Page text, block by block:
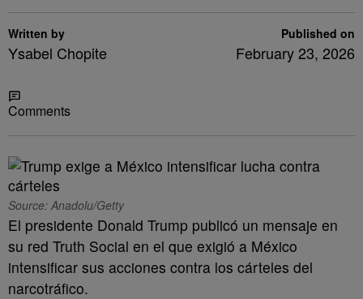
Written by
Ysabel Chopite
Published on
February 23, 2026
Comments
Source: Anadolu/Getty
El presidente Donald Trump publicó un mensaje en
su red Truth Social en el que exigió a México
intensificar sus acciones contra los cárteles del
narcotráfico.